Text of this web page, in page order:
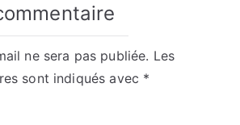
ne sera pas publiée. Les
sont indiqués avec *